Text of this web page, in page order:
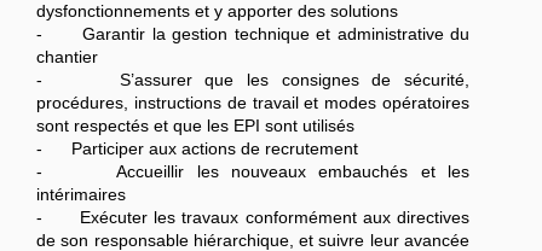
dysfonctionnements et y apporter des solutions
- Garantir la gestion technique et administrative du
chantier
- S’assurer que les consignes de sécurité,
procédures, instructions de travail et modes opératoires
sont respectés et que les EPI sont utilisés
- Participer aux actions de recrutement
- Accueillir les nouveaux embauchés et les
intérimaires
- Exécuter les travaux conformément aux directives
de son responsable hiérarchique, et suivre leur avancée